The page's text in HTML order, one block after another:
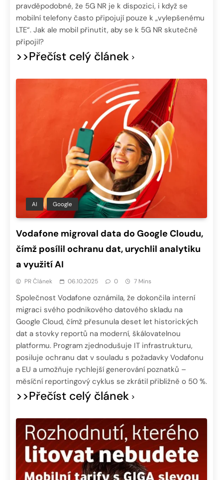
pravděpodobné, že 5G NR je k dispozici, i když se
mobilní telefony často připojují pouze k „vylepšenému
LTE“. Jak ale mobil přinutit, aby se k 5G NR skutečně
připojil?
>>Přečíst celý článek
AI Google
Vodafone migroval data do Google Cloudu,
čímž posílil ochranu dat, urychlil analytiku
a využití AI
PR Článek 06.10.2025 0 7 Mins
Společnost Vodafone oznámila, že dokončila interní
migraci svého podnikového datového skladu na
Google Cloud, čímž přesunula deset let historických
dat a stovky reportů na moderní, škálovatelnou
platformu. Program zjednodušuje IT infrastrukturu,
posiluje ochranu dat v souladu s požadavky Vodafonu
a EU a umožňuje rychlejší generování poznatků –
měsíční reportingový cyklus se zkrátil přibližně o 50 %.
>>Přečíst celý článek